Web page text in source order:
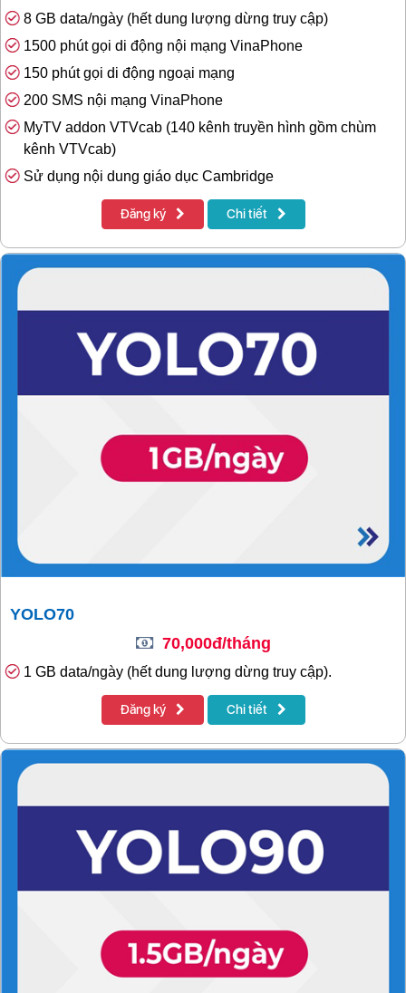
8 GB data/ngày (hết dung lượng dừng truy cập)
1500 phút gọi di động nội mạng VinaPhone
150 phút gọi di động ngoại mạng
200 SMS nội mạng VinaPhone
MyTV addon VTVcab (140 kênh truyền hình gồm chùm
kênh VTVcab)
Sử dụng nội dung giáo dục Cambridge
Đăng ký Chi tiết
YOLO70
70,000đ/tháng
1 GB data/ngày (hết dung lượng dừng truy cập).
Đăng ký Chi tiết